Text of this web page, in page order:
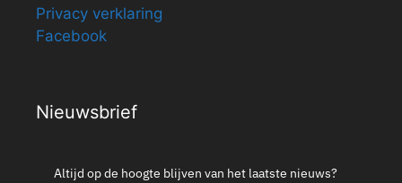
Privacy verklaring
Facebook
Nieuwsbrief
Altijd op de hoogte blijven van het laatste nieuws?